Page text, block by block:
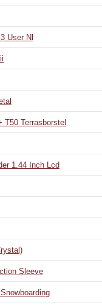
User Nl
T50 Terrasborstel
1.44 Inch Lcd
Sleeve